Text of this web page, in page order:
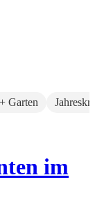
Garten
im